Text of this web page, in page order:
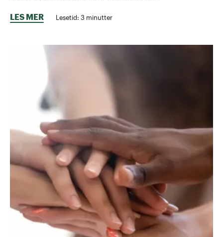
LES MER Lesetid: 3 minutter